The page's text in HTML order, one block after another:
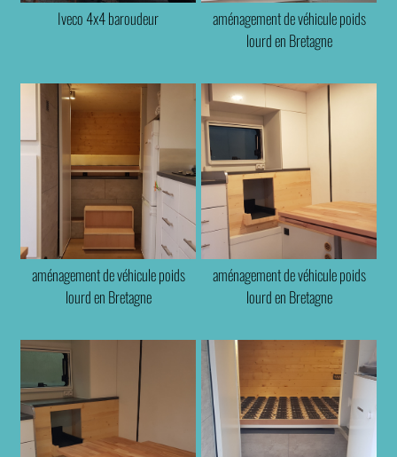
Iveco 4x4 baroudeur
aménagement de véhicule poids
lourd en Bretagne
aménagement de véhicule poids
lourd en Bretagne
aménagement de véhicule poids
lourd en Bretagne